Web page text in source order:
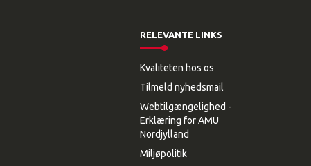
RELEVANTE LINKS
Kvaliteten hos os
Tilmeld nyhedsmail
Webtilgængelighed -
Erklæring for AMU
Nordjylland
Miljøpolitik